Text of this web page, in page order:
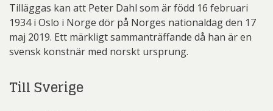
Tilläggas kan att Peter Dahl som är född 16 februari
1934 i Oslo i Norge dör på Norges nationaldag den 17
maj 2019. Ett märkligt sammanträffande då han är en
svensk konstnär med norskt ursprung.
Till Sverige